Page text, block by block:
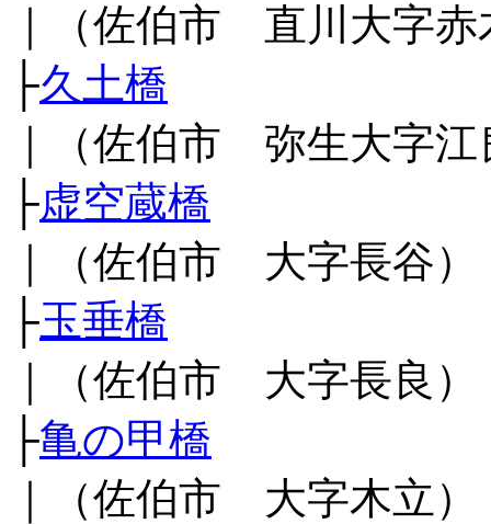
｜（佐伯市 直川大字赤
├久土橋
｜（佐伯市 弥生大字江
├虚空蔵橋
｜（佐伯市 大字長谷）
├玉垂橋
｜（佐伯市 大字長良）
├亀の甲橋
｜（佐伯市 大字木立）